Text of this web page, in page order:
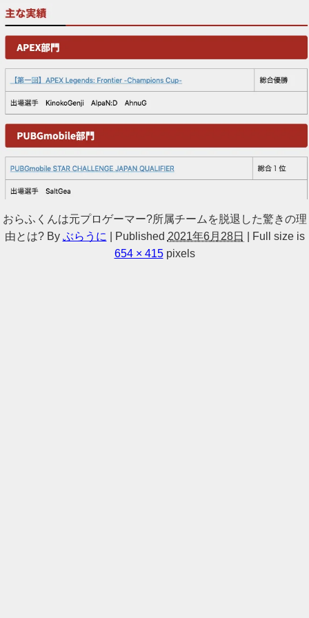
おらふくんは元プロゲーマー?所属チームを脱退した驚きの理
由とは? By ぶらうに Published 2021年6月28日
Full size is
654 × 415pixels